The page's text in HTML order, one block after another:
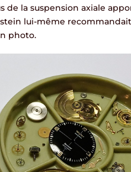
la suspension axiale
lui-même
photo.